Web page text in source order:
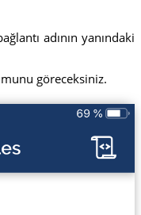
adının yanındaki
göreceksiniz.